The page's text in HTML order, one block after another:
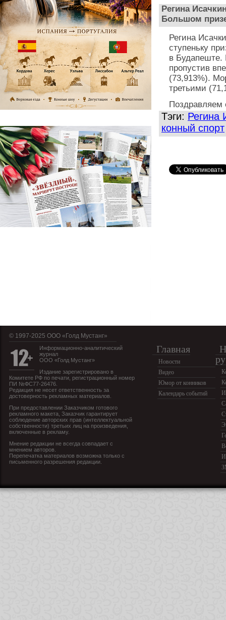
Регина
Большом
Регина
ступеньку
в Будапеште.
пропустив
(73,913%).
третьими
Поздравляем
Тэги: Регина
конный спорт
© 1997-2025 OOO «Голд Мустанг»
Информационно-аналитический
журнал
ООО «Голд Мустанг»
Издание зарегистрировано в
Комитете РФ по печати, регистрационный номер
ПИ №ФС77-26476.
Редакция не несет ответственность за
достоверность рекламных материалов.
При предоставлении Заказчиком готового
рекламного макета, Заказчик гарантирует
соблюдение авторских прав (интеллектуальной
собственности) третьих лиц на произведения,
включенные в рекламу.
Мнение редакции не всегда совпадает с
мнением авторов.
Перепечатка материалов возможна только с
письменного разрешения редакции.
Главная
Новости
Видео
Юмор от конников
Календарь событий